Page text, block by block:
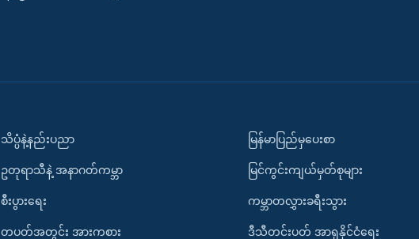
သိပ္ပံနဲ့နည်းပညာ
ဥတုရာသီနဲ့ အနာဂတ်ကမ္ဘာ
စီးပွားရေး
တပတ်အတွင်း အားကစား
မြန်မာပြည်မှပေးစာ
မြင်ကွင်းကျယ်မှတ်စုများ
ကမ္ဘာတလွှားခရီးသွား
ဒီသီတင်းပတ် အာရှနိုင်ငံရေး